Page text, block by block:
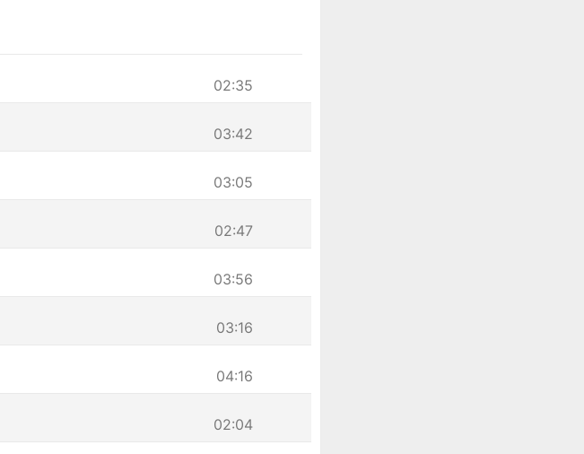
02:35
03:42
03:05
02:47
03:56
03:16
04:16
02:04